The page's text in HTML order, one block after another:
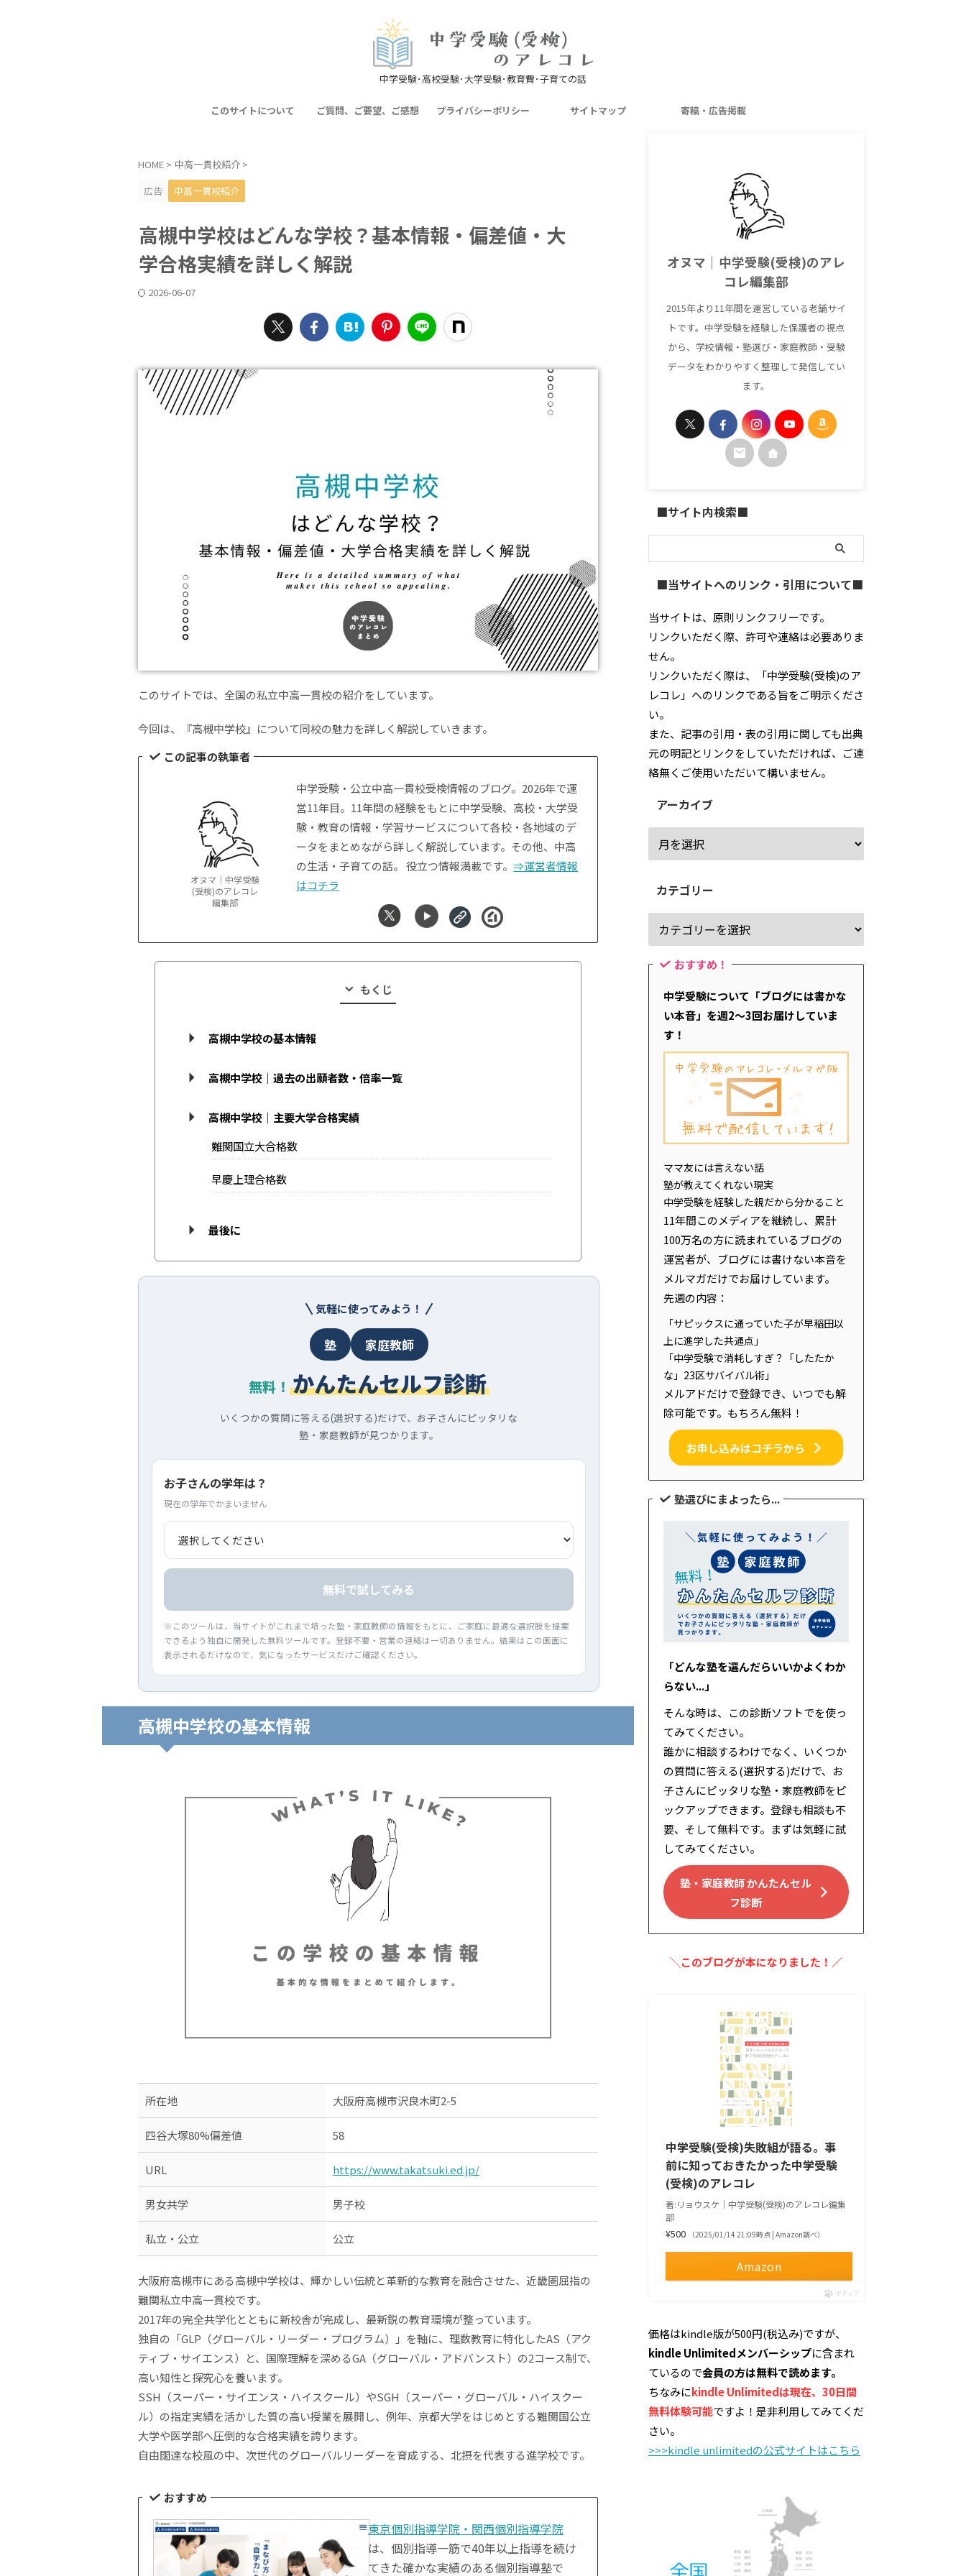
中学受験･高校受験･大学受験･教育費･子育ての話
このサイトについて ご質問、ご要望、ご感想 プライバシーポリシー サイトマップ 寄稿・広告掲載
HOME > 中高一貫校紹介 >
広告
中高一貫校紹介
高槻中学校はどんな学校？基本情報・偏差値・大
学合格実績を詳しく解説
2026-06-07
このサイトでは、全国の私立中高一貫校の紹介をしています。
今回は、『高槻中学校』について同校の魅力を詳しく解説していきます。
この記事の執筆者
オヌマ｜中学受験
(受検)のアレコレ
編集部
中学受験・公立中高一貫校受検情報のブログ。2026年で運
営11年目。11年間の経験をもとに中学受験、高校・大学受
験・教育の情報・学習サービスについて各校・各地域のデ
ータをまとめながら詳しく解説しています。その他、中高
の生活・子育ての話。 役立つ情報満載です。⇒運営者情報
はコチラ
もくじ
高槻中学校の基本情報
高槻中学校｜過去の出願者数・倍率一覧
高槻中学校｜主要大学合格実績
難関国立大合格数
早慶上理合格数
最後に
気軽に使ってみよう！
塾 家庭教師
無料！ かんたんセルフ診断
いくつかの質問に答える(選択する)だけで、お子さんにピッタリな
塾・家庭教師が見つかります。
お子さんの学年は？
現在の学年でかまいません
無料で試してみる
※このツールは、当サイトがこれまで培った塾・家庭教師の情報をもとに、ご家庭に最適な選択肢を提案
できるよう独自に開発した無料ツールです。登録不要・営業の連絡は一切ありません。結果はこの画面に
表示されるだけなので、気になったサービスだけご確認ください。
高槻中学校の基本情報
所在地 大阪府高槻市沢良木町2-5
四谷大塚80%偏差値 58
URL https://www.takatsuki.ed.jp/
男女共学 男子校
私立・公立 公立
大阪府高槻市にある高槻中学校は、輝かしい伝統と革新的な教育を融合させた、近畿圏屈指の
難関私立中高一貫校です。
2017年の完全共学化とともに新校舎が完成し、最新鋭の教育環境が整っています。
独自の「GLP（グローバル・リーダー・プログラム）」を軸に、理数教育に特化したAS（アク
ティブ・サイエンス）と、国際理解を深めるGA（グローバル・アドバンスト）の2コース制で、
高い知性と探究心を養います。
SSH（スーパー・サイエンス・ハイスクール）やSGH（スーパー・グローバル・ハイスクー
ル）の指定実績を活かした質の高い授業を展開し、例年、京都大学をはじめとする難関国公立
大学や医学部へ圧倒的な合格実績を誇ります。
自由闊達な校風の中、次世代のグローバルリーダーを育成する、北摂を代表する進学校です。
おすすめ
東京個別指導学院・関西個別指導学院
は、個別指導一筋で40年以上指導を続け
てきた確かな実績のある個別指導塾で
オヌマ｜中学受験(受検)のアレ
コレ編集部
2015年より11年間を運営している老舗サイ
トです。中学受験を経験した保護者の視点
から、学校情報・塾選び・家庭教師・受験
データをわかりやすく整理して発信してい
ます。
■サイト内検索■
■当サイトへのリンク・引用について■
当サイトは、原則リンクフリーです。
リンクいただく際、許可や連絡は必要ありま
せん。
リンクいただく際は、「中学受験(受検)のア
レコレ」へのリンクである旨をご明示くださ
い。
また、記事の引用・表の引用に関しても出典
元の明記とリンクをしていただければ、ご連
絡無くご使用いただいて構いません。
アーカイブ
カテゴリー
おすすめ！
中学受験について「ブログには書かな
い本音」を週2～3回お届けしていま
す！
ママ友には言えない話
塾が教えてくれない現実
中学受験を経験した親だから分かること
11年間このメディアを継続し、累計
100万名の方に読まれているブログの
運営者が、ブログには書けない本音を
メルマガだけでお届けしています。
先週の内容：
「サピックスに通っていた子が早稲田以
上に進学した共通点」
「中学受験で消耗しすぎ？「したたか
な」23区サバイバル術」
メルアドだけで登録でき、いつでも解
除可能です。もちろん無料！
お申し込みはコチラから
塾選びにまよったら...
「どんな塾を選んだらいいかよくわか
らない...」
そんな時は、この診断ソフトでを使っ
てみてください。
誰かに相談するわけでなく、いくつか
の質問に答える(選択する)だけで、お
子さんにピッタリな塾・家庭教師をピ
ックアップできます。登録も相談も不
要、そして無料です。まずは気軽に試
してみてください。
塾・家庭教師 かんたんセル
フ診断
╲このブログが本になりました！／
中学受験(受検)失敗組が語る。事
前に知っておきたかった中学受験
(受検)のアレコレ
著:リョウスケ｜中学受験(受検)のアレコレ編集
部
¥500 （2025/01/14 21:09時点 | Amazon調べ）
Amazon
ポチップ
価格はkindle版が500円(税込み)ですが、
kindle Unlimitedメンバーシップに含まれ
ているので会員の方は無料で読めます。
ちなみにkindle Unlimitedは現在、30日間
無料体験可能ですよ！是非利用してみてくだ
さい。
>>>kindle unlimitedの公式サイトはこちら